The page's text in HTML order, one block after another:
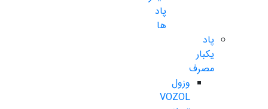
پاد
ها
پاد
یکبار
مصرف
وزول
VOZOL